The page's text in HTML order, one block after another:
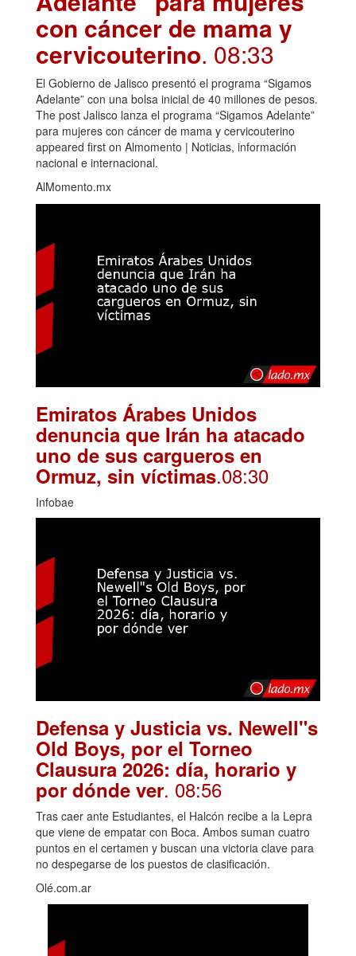
con cáncer de mama y
cervicouterino. 08:33
El Gobierno de Jalisco presentó el programa “Sigamos
Adelante” con una bolsa inicial de 40 millones de pesos.
The post Jalisco lanza el programa “Sigamos Adelante”
para mujeres con cáncer de mama y cervicouterino
appeared first on Almomento | Noticias, información
nacional e internacional.
AlMomento.mx
Emiratos Árabes Unidos
denuncia que Irán ha atacado
uno de sus cargueros en
Ormuz, sin víctimas.08:30
Infobae
Defensa y Justicia vs. Newell"s
Old Boys, por el Torneo
Clausura 2026: día, horario y
por dónde ver. 08:56
Tras caer ante Estudiantes, el Halcón recibe a la Lepra
que viene de empatar con Boca. Ambos suman cuatro
puntos en el certamen y buscan una victoria clave para
no despegarse de los puestos de clasificación.
Olé.com.ar